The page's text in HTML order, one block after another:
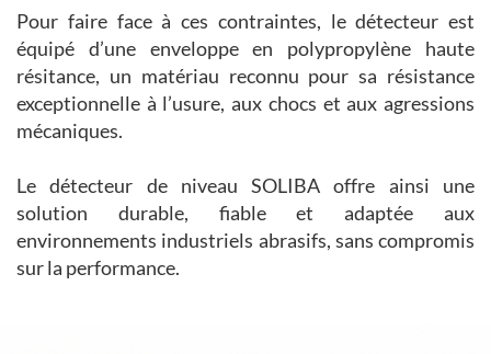
Pour faire face à ces contraintes, le détecteur est
équipé d’une enveloppe en polypropylène haute
résitance, un matériau reconnu pour sa résistance
exceptionnelle à l’usure, aux chocs et aux agressions
mécaniques.
Le détecteur de niveau SOLIBA offre ainsi une
solution durable, fiable et adaptée aux
environnements industriels abrasifs, sans compromis
sur la performance.